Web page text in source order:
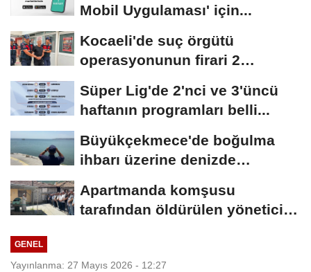
Mobil Uygulaması' için...
Kocaeli'de suç örgütü
operasyonunun firari 2
Süper Lig'de 2'nci ve 3'üncü
haftanın programları belli...
Büyükçekmece'de boğulma
ihbarı üzerine denizde
Apartmanda komşusu
tarafından öldürülen yönetici
GENEL
Yayınlanma: 27 Mayıs 2026 - 12:27